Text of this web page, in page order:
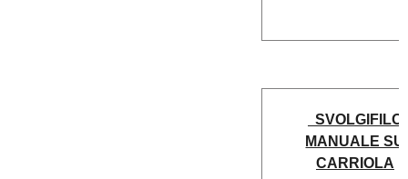
SVOLGIFILO
MANUALE SU
CARRIOLA